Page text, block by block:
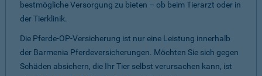
bestmögliche Versorgung zu bieten – ob beim Tierarzt oder in
der Tierklinik.
Die Pferde-OP-Versicherung ist nur eine Leistung innerhalb
der Barmenia Pferdeversicherungen. Möchten Sie sich gegen
Schäden absichern, die Ihr Tier selbst verursachen kann, ist